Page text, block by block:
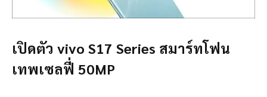
เปิดตัว vivo S17 Series สมาร์ทโฟน
เทพเซลฟี่ 50MP